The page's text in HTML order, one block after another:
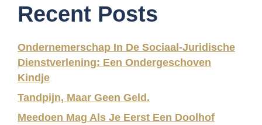
Recent Posts
Ondernemerschap In De Sociaal-Juridische
Dienstverlening: Een Ondergeschoven
Kindje
Tandpijn, Maar Geen Geld.
Meedoen Mag Als Je Eerst Een Doolhof